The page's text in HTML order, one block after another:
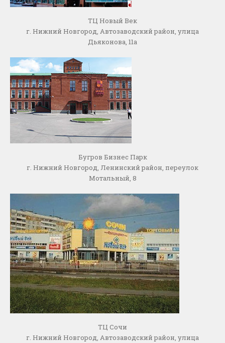
ТЦ Новый Век
г. Нижний Новгород, Автозаводский район, улица
Дьяконова, 11а
Бугров Бизнес Парк
г. Нижний Новгород, Ленинский район, переулок
Мотальный, 8
ТЦ Сочи
г. Нижний Новгород, Автозаводский район, улица